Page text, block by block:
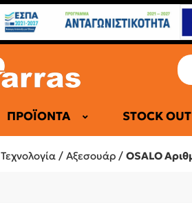
ΠΡΟΪΌΝΤΑ
ΕΠΑΓΓΕΛΜΑΤΙΚΆ
STOCK OUT
Τεχνολογία / Αξεσουάρ / OSALO